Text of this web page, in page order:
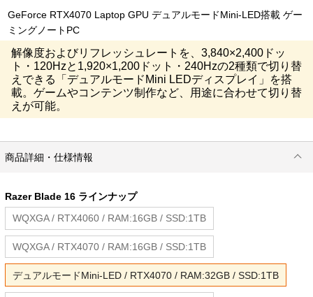
GeForce RTX4070 Laptop GPU デュアルモードMini-LED搭載 ゲー
ミングノートPC
解像度およびリフレッシュレートを、3,840×2,400ドッ
ト・120Hzと1,920×1,200ドット・240Hzの2種類で切り替
えできる「デュアルモードMini LEDディスプレイ」を搭
載。ゲームやコンテンツ制作など、用途に合わせて切り替
えが可能。
商品詳細・仕様情報
Razer Blade 16 ラインナップ
WQXGA / RTX4060 / RAM:16GB / SSD:1TB
WQXGA / RTX4070 / RAM:16GB / SSD:1TB
デュアルモードMini-LED / RTX4070 / RAM:32GB / SSD:1TB